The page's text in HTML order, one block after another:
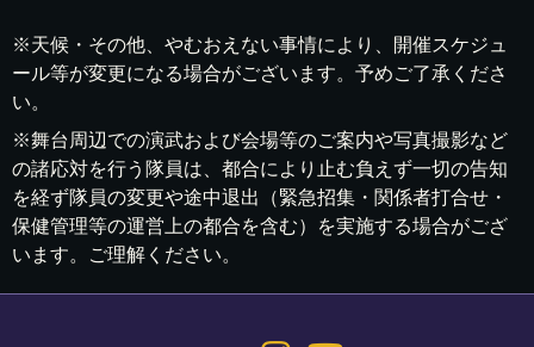
※天候・その他、やむおえない事情により、開催スケジュ
ール等が変更になる場合がございます。予めご了承くださ
い。
※舞台周辺での演武および会場等のご案内や写真撮影など
の諸応対を行う隊員は、都合により止む負えず一切の告知
を経ず隊員の変更や途中退出（緊急招集・関係者打合せ・
保健管理等の運営上の都合を含む）を実施する場合がござ
います。ご理解ください。